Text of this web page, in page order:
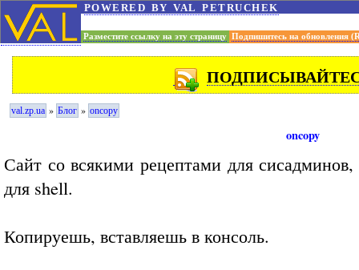
powered by val petruchek
Разместите ссылку на эту страницу Подпишитесь на обновления
val.zp.ua » Блог » oncopy
oncopy
Сайт со всякими рецептами для
для shell.
Копируешь, вставляешь в консоль.